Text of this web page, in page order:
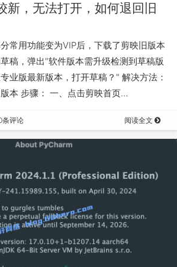
新，无法打开，如何退回旧
常用功能变为VIP后，下载了剪映旧版本
稿，弹出"软件版本需升级检测到草稿版
业版最新版本，打开草稿？" 解决方法：
本 步骤： 一、点击剪映首页…
条评论 阅读全文